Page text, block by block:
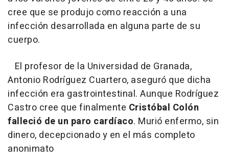
cree que se produjo como reacción a una
infección desarrollada en alguna parte de su
cuerpo.
El profesor de la Universidad de Granada,
Antonio Rodríguez Cuartero, aseguró que dicha
infección era gastrointestinal. Aunque Rodríguez
Castro cree que finalmente Cristóbal Colón
falleció de un paro cardíaco. Murió enfermo, sin
dinero, decepcionado y en el más completo
anonimato